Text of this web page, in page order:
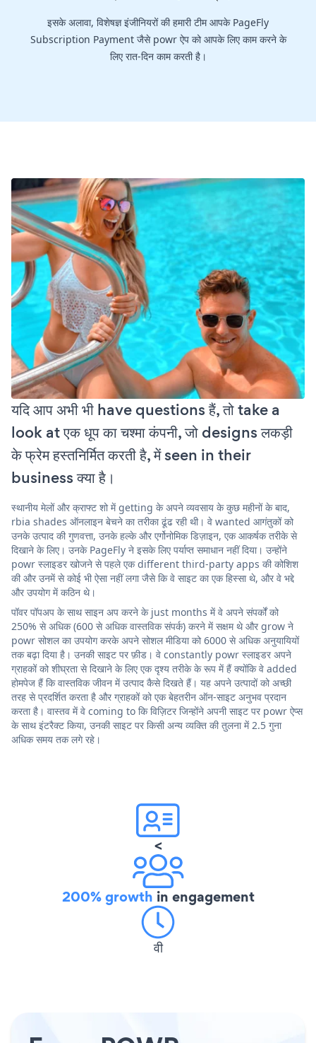
इसके अलावा, विशेषज्ञ इंजीनियरों की हमारी टीम आपके PageFly
Subscription Payment जैसे powr ऐप को आपके लिए काम करने के
लिए रात-दिन काम करती है।
यदि आप अभी भी have questions हैं, तो take a
look at एक धूप का चश्मा कंपनी, जो designs लकड़ी
के फ्रेम हस्तनिर्मित करती है, में seen in their
business क्या है।
स्थानीय मेलों और क्राफ्ट शो में getting के अपने व्यवसाय के कुछ महीनों के बाद,
rbia shades ऑनलाइन बेचने का तरीका ढूंढ रही थी। वे wanted आगंतुकों को
उनके उत्पाद की गुणवत्ता, उनके हल्के और एर्गोनोमिक डिज़ाइन, एक आकर्षक तरीके से
दिखाने के लिए। उनके PageFly ने इसके लिए पर्याप्त समाधान नहीं दिया। उन्होंने
powr स्लाइडर खोजने से पहले एक different third-party apps की कोशिश
की और उनमें से कोई भी ऐसा नहीं लगा जैसे कि वे साइट का एक हिस्सा थे, और वे भद्दे
और उपयोग में कठिन थे।
पॉवर पॉपअप के साथ साइन अप करने के just months में वे अपने संपर्कों को
250% से अधिक (600 से अधिक वास्तविक संपर्क) करने में सक्षम थे और grow ने
powr सोशल का उपयोग करके अपने सोशल मीडिया को 6000 से अधिक अनुयायियों
तक बढ़ा दिया है। उनकी साइट पर फ़ीड। वे constantly powr स्लाइडर अपने
ग्राहकों को शीघ्रता से दिखाने के लिए एक दृश्य तरीके के रूप में हैं क्योंकि वे added
होमपेज हैं कि वास्तविक जीवन में उत्पाद कैसे दिखते हैं। यह अपने उत्पादों को अच्छी
तरह से प्रदर्शित करता है और ग्राहकों को एक बेहतरीन ऑन-साइट अनुभव प्रदान
करता है। वास्तव में वे coming to कि विज़िटर जिन्होंने अपनी साइट पर powr ऐप्स
के साथ इंटरैक्ट किया, उनकी साइट पर किसी अन्य व्यक्ति की तुलना में 2.5 गुना
अधिक समय तक लगे रहे।
<
200% growth in engagement
वी